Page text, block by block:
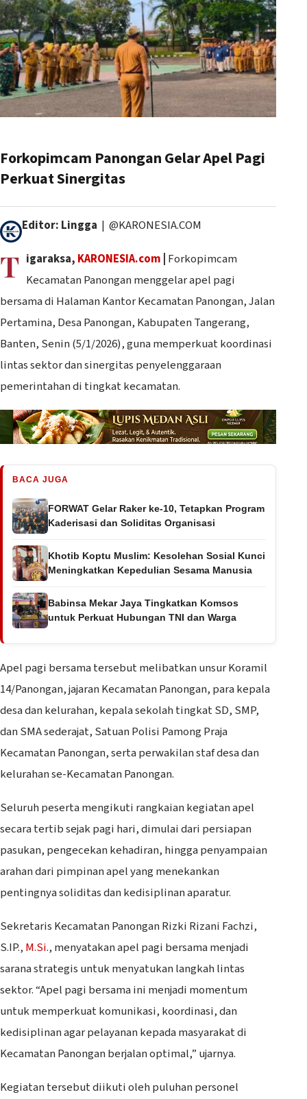
Forkopimcam Panongan Gelar Apel Pagi
Perkuat Sinergitas
Editor: Lingga | @KARONESIA.COM
T igaraksa, KARONESIA.com Forkopimcam
Kecamatan Panongan menggelar apel pagi
bersama di Halaman Kantor Kecamatan Panongan, Jalan
Pertamina, Desa Panongan, Kabupaten Tangerang,
Banten, Senin (5/1/2026), guna memperkuat koordinasi
lintas sektor dan sinergitas penyelenggaraan
pemerintahan di tingkat kecamatan.
BACA JUGA
FORWAT Gelar Raker ke-10, Tetapkan Program
Kaderisasi dan Soliditas Organisasi
Khotib Koptu Muslim: Kesolehan Sosial Kunci
Meningkatkan Kepedulian Sesama Manusia
Babinsa Mekar Jaya Tingkatkan Komsos
untuk Perkuat Hubungan TNI dan Warga
Apel pagi bersama tersebut melibatkan unsur Koramil
14/Panongan, jajaran Kecamatan Panongan, para kepala
desa dan kelurahan, kepala sekolah tingkat SD, SMP,
dan SMA sederajat, Satuan Polisi Pamong Praja
Kecamatan Panongan, serta perwakilan staf desa dan
kelurahan se-Kecamatan Panongan.
Seluruh peserta mengikuti rangkaian kegiatan apel
secara tertib sejak pagi hari, dimulai dari persiapan
pasukan, pengecekan kehadiran, hingga penyampaian
arahan dari pimpinan apel yang menekankan
pentingnya soliditas dan kedisiplinan aparatur.
Sekretaris Kecamatan Panongan Rizki Rizani Fachzi,
S.IP., M.Si., menyatakan apel pagi bersama menjadi
sarana strategis untuk menyatukan langkah lintas
sektor. “Apel pagi bersama ini menjadi momentum
untuk memperkuat komunikasi, koordinasi, dan
kedisiplinan agar pelayanan kepada masyarakat di
Kecamatan Panongan berjalan optimal,” ujarnya.
Kegiatan tersebut diikuti oleh puluhan personel